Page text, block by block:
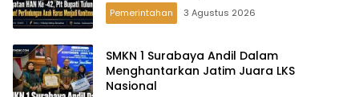
Pemerintahan 3 Agustus 2026
SMKN 1 Surabaya Andil Dalam
Menghantarkan Jatim Juara LKS
Nasional